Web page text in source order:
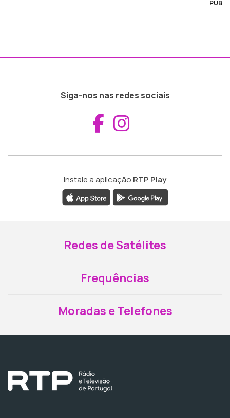
PUB
Siga-nos nas redes sociais
Aceder ao
Instale a aplicação RTP Play
Redes de Satélites
Frequências
Moradas e Telefones